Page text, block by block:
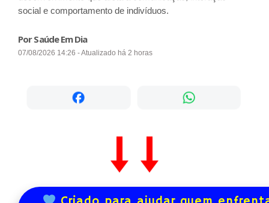
social e comportamento de indivíduos.
Por Saúde Em Dia
07/08/2026 14:26 - Atualizado há 2 horas